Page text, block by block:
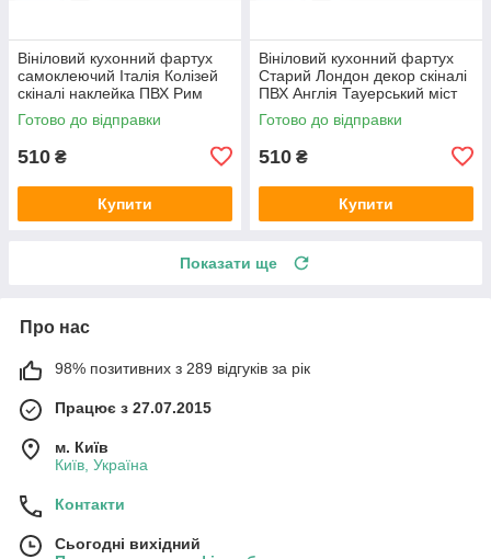
Вініловий кухонний фартух
самоклеючий Італія Колізей
скіналі наклейка ПВХ Рим
Античність бежевий 600х2000
мм
Готово до відправки
510 ₴
Купити
Вініловий кухонний фартух
Старий Лондон декор скіналі
ПВХ Англія Тауерський міст
ретро Бежевий 600х2000 мм
Готово до відправки
510 ₴
Купити
Показати ще
Про нас
98% позитивних з 289 відгуків за рік
Працює з 27.07.2015
м. Київ
Київ, Україна
Контакти
Сьогодні вихідний